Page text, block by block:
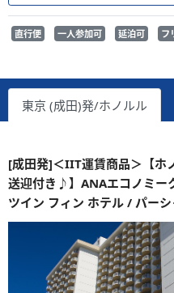
直行便 一人参加可 延泊可 フ
東京 (成田)発/ホノルル
[成田発]＜IIT運賃商品＞【ホ
送迎付き♪】ANAエコノミー
ツイン フィン ホテル / パー